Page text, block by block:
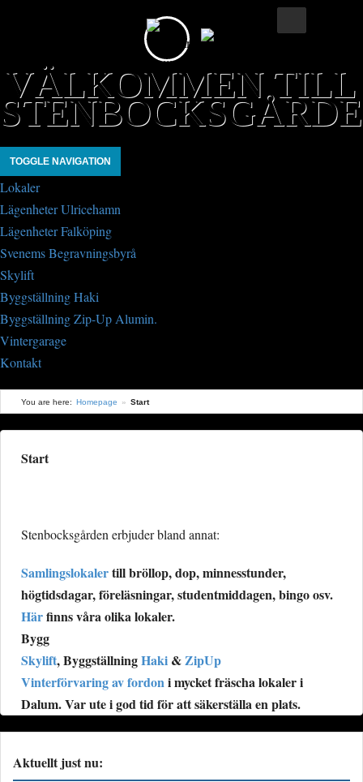
VÄLKOMMEN TILL
TOGGLE NAVIGATION
Lokaler
Lägenheter Ulricehamn
Lägenheter Falköping
Svenems Begravningsbyrå
Skylift
Byggställning Haki
Byggställning Zip-Up Alumin.
Vintergarage
Kontakt
You are here: Homepage » Start
Start
Stenbocksgården erbjuder bland annat:
Samlingslokalertill bröllop, dop, minnesstunder,
högtidsdagar, föreläsningar, studentmiddagen, bingo osv.
Härfinns våra olika lokaler.
Bygg
Skylift, ByggställningHaki &ZipUp
Vinterförvaring av fordoni mycket fräscha lokaler i
Dalum. Var ute i god tid för att säkerställa en plats.
Aktuellt just nu: